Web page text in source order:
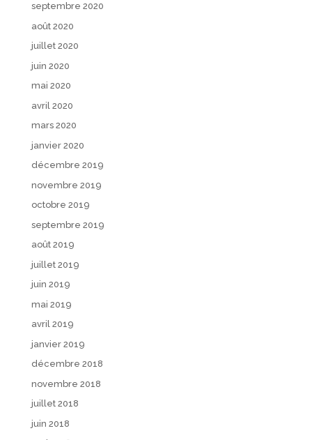
septembre 2020
août 2020
juillet 2020
juin 2020
mai 2020
avril 2020
mars 2020
janvier 2020
décembre 2019
novembre 2019
octobre 2019
septembre 2019
août 2019
juillet 2019
juin 2019
mai 2019
avril 2019
janvier 2019
décembre 2018
novembre 2018
juillet 2018
juin 2018